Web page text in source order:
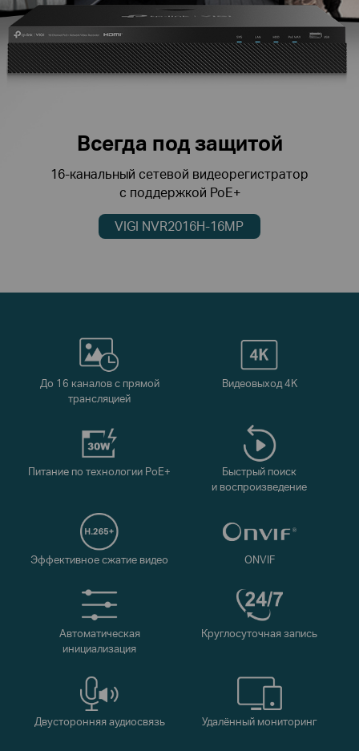
Всегда под защитой
VIGI NVR2016H-16MP
16-канальный сетевой видеорегистратор
с поддержкой PoE+
До 16 каналов с прямой
трансляцией
Видеовыход 4K
Питание по технологии PoE+
Быстрый поиск
и воспроизведение
Эффективное сжатие видео ONVIF
Автоматическая
инициализация
Круглосуточная запись
Двусторонняя аудиосвязь Удалённый мониторинг